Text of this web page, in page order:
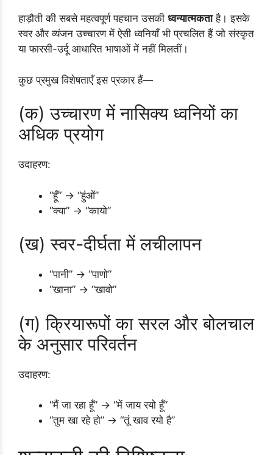
हाड़ौती की सबसे महत्वपूर्ण पहचान उसकी ध्वन्यात्मकताहै। इसके
स्वर और व्यंजन उच्चारण में ऐसी ध्वनियाँ भी प्रचलित हैं जो संस्कृत
या फारसी-उर्दू आधारित भाषाओं में नहीं मिलतीं।
कुछ प्रमुख विशेषताएँ इस प्रकार हैं—
(क) उच्चारण में नासिक्य ध्वनियों का
अधिक प्रयोग
उदाहरण:
“हूँ” → “हुंओं”
“क्या” → “कायो”
(ख) स्वर-दीर्घता में लचीलापन
“पानी” → “पाणो”
“खाना” → “खावो”
(ग) क्रियारूपों का सरल और बोलचाल
के अनुसार परिवर्तन
उदाहरण:
“मैं जा रहा हूँ” → “में जाय रयो हूँ”
“तुम खा रहे हो” → “तूं खाव रयो है”